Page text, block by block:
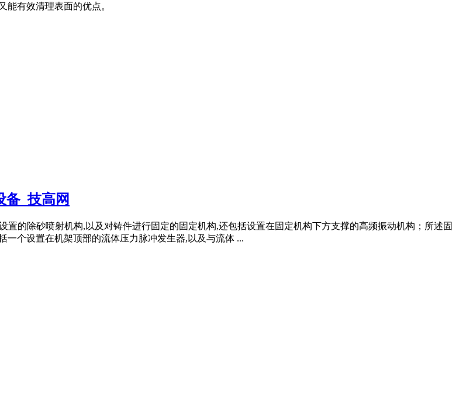
有效清理表面的优点。
_技高网
的除砂喷射机构,以及对铸件进行固定的固定机构,还包括设置在固定机构下方支撑的高频振动机构；所述固
个设置在机架顶部的流体压力脉冲发生器,以及与流体 ...